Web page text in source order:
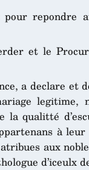
repondre
et le
a declare et
legitime,
qualitté
à
aux
d’iceulx